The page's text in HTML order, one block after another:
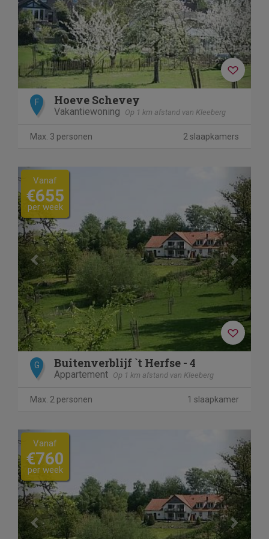
F Hoeve Schevey
Vakantiewoning Op 1 km afstand van Kleeberg
Max. 3 personen 2 slaapkamers
Previous Next
Vanaf
€655
per week
G Buitenverblijf `t Herfse - 4
Appartement Op 1 km afstand van Kleeberg
Max. 2 personen 1 slaapkamer
Previous Next
Vanaf
€760
per week